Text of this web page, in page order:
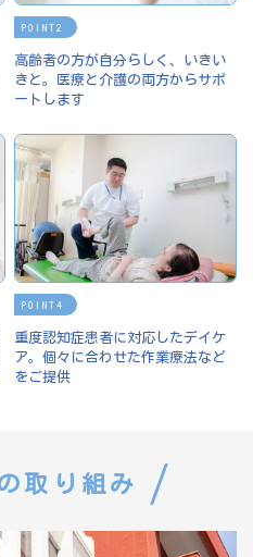
POINT
高齢者の方が自分らしく、いきい
きと。医療と介護の両方からサポ
ートします
POINT
重度認知症患者に対応したデイケ
ア。個々に合わせた作業療法など
をご提供
取り組み